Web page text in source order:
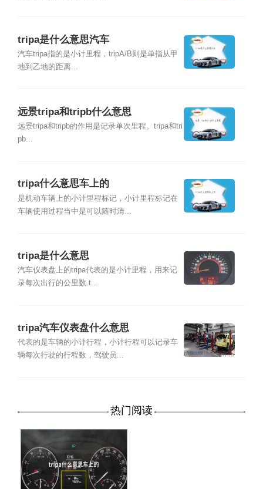
tripa是什么意思汽车
汽车tripa指的是小计里程，tripA/B则是单指从甲
地到乙地的距离...
远景tripa和tripb什么意思
远景tripa和tripb的作用是记录单次里程。tripa和tri
pb...
tripa什么意思车上的
是机动车辆上的小计里程标记，小计里程标记在
车辆使用过程当中是可以随时清...
tripa是什么意思
汽车仪表盘上的tripa代表的是小计里程，用来记
录每次出行的公里数.t...
tripa汽车仪表盘什么意思
代表的是车辆的小计行程，小计行程可以记录车
辆每次行驶的行程数，驾驶员...
热门阅读